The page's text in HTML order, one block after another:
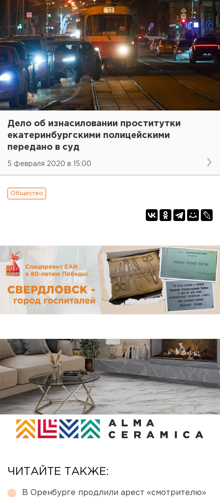
Дело об изнасиловании проститутки
екатеринбургскими полицейскими
передано в суд
5 февраля 2020 в 15:00
Общество
ЧИТАЙТЕ ТАКЖЕ:
В Оренбурге продлили арест «смотрителю»